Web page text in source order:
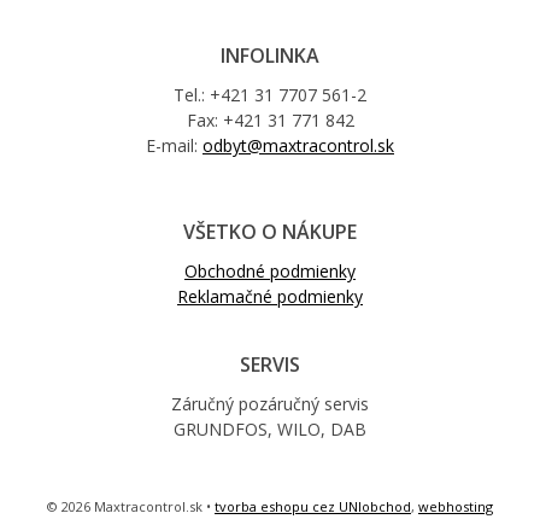
INFOLINKA
Tel.: +421 31 7707 561-2
Fax: +421 31 771 842
E-mail: odbyt@maxtracontrol.sk
VŠETKO O NÁKUPE
Obchodné podmienky
Reklamačné podmienky
SERVIS
Záručný pozáručný servis
GRUNDFOS, WILO, DAB
© 2026 Maxtracontrol.sk • tvorba eshopu cez UNIobchod, webhosting